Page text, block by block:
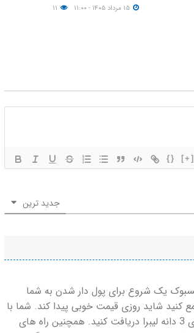
{} [+]
جدید ترین
یک شروع برای پول دار شدن به شما
کنید شاید روزی قیمت خوبی پیدا کند. شما با
استفاده از این سایت می توانید موقع ثبت نام بدون هیچ کاری 3 دانه لیبرا دریافت کنید. همچنین راه های